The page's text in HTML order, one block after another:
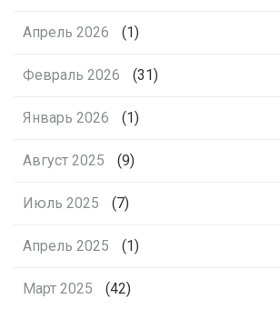
Апрель 2026 (1)
Февраль 2026 (31)
Январь 2026 (1)
Август 2025 (9)
Июль 2025 (7)
Апрель 2025 (1)
Март 2025 (42)